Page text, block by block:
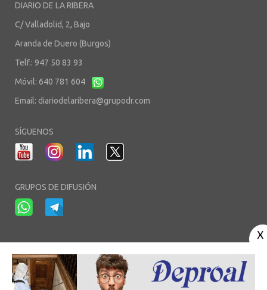
DIARIO DE LA RIBERA
C/ Valladolid, 2, Bajo
Aranda de Duero (Burgos)
Telf.: 947 50 83 93
Móvil: 640 781 604
Email: diariodelaribera@grupodr.com
SÍGUENOS
GRUPOS DE DIFUSIÓN